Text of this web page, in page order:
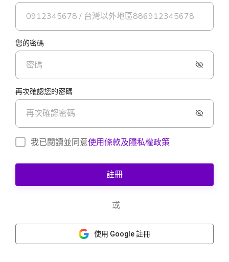
您的密碼
再次確認您的密碼
我已閱讀並同意使用條款及隱私權政策
註冊
或
使用 Google 註冊